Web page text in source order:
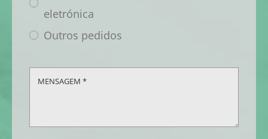
eletrónica
Outros pedidos